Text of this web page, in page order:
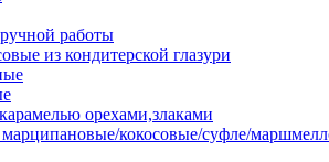
работы
из кондитерской глазури
орехами,злаками
кокосовые/суфле/